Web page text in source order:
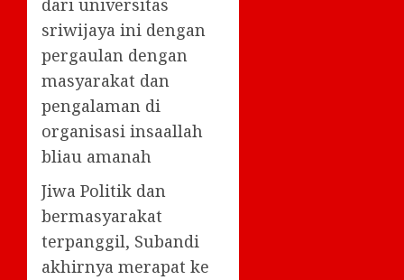
dari universitas
sriwijaya ini dengan
pergaulan dengan
masyarakat dan
pengalaman di
organisasi insaallah
bliau amanah
Jiwa Politik dan
bermasyarakat
terpanggil, Subandi
akhirnya merapat ke